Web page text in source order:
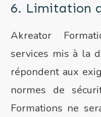
6. Limitation
Akreator
services mis à la
répondent aux
normes de
Formations ne